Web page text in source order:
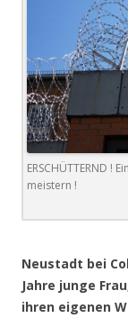
ERSCHÜTTERND !
meistern !
Neustadt bei
Jahre junge
ihren eigenen